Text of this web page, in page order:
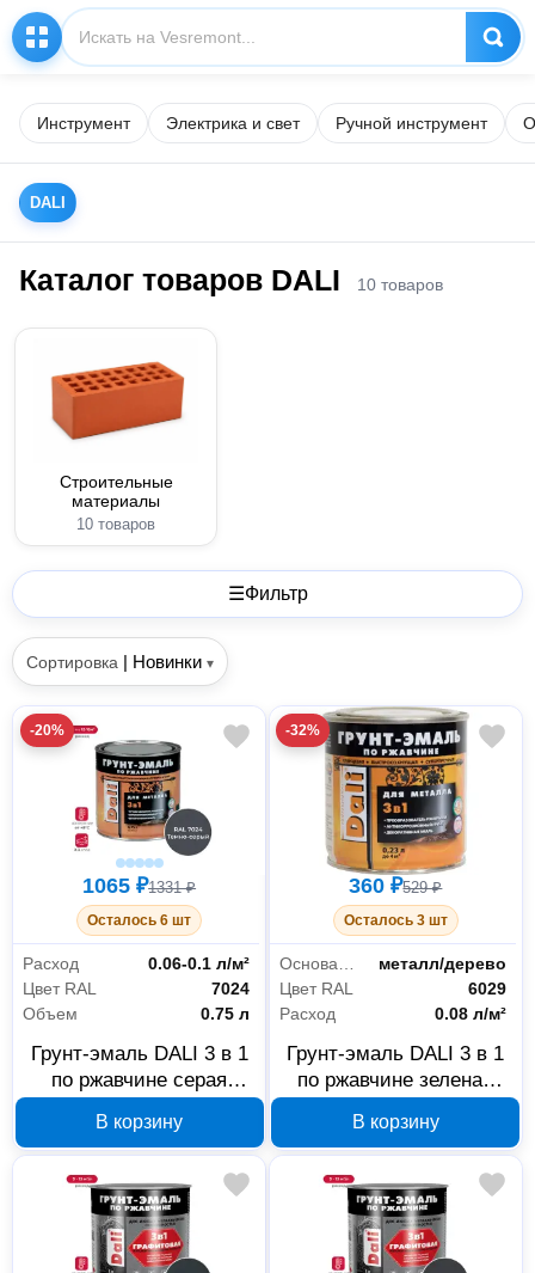
Инструмент Электрика и свет Ручной инструмент
DALI
Каталог товаров DALI 10 товаров
Строительные
материалы
10 товаров
☰Фильтр
Сортировка | Новинки ▾
-20%
1065 ₽1331 ₽
Осталось 6 шт
Расход
0.06-0.1 л/м²
Цвет RAL
7024
Объем
0.75 л
Грунт-эмаль DALI 3 в 1
по ржавчине серая
арт. 232348
В корзину
-32%
360 ₽529 ₽
Осталось 3 шт
металл/дерево
Цвет RAL
6029
Расход
0.08 л/м²
Грунт-эмаль DALI 3 в 1
по ржавчине зеленая
53574
В корзину